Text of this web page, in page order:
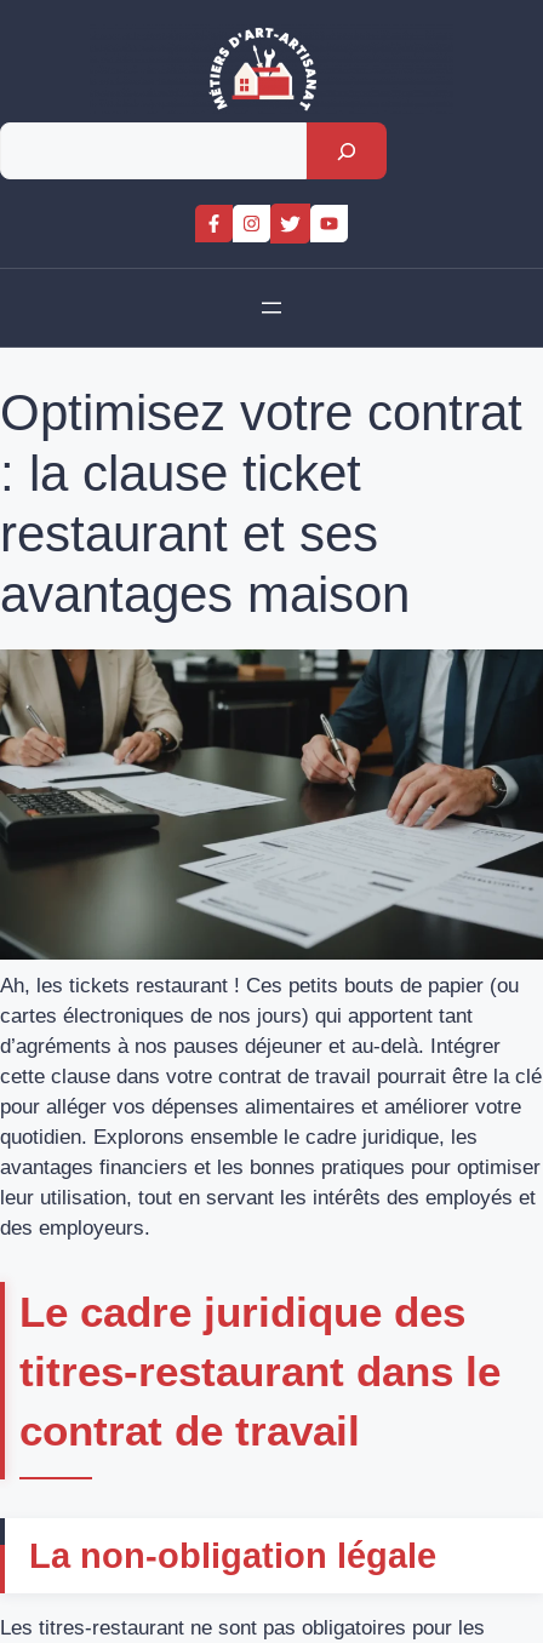
Rechercher
Optimisez votre contrat
: la clause ticket
restaurant et ses
avantages maison
Ah, les tickets restaurant ! Ces petits bouts de papier (ou
cartes électroniques de nos jours) qui apportent tant
d’agréments à nos pauses déjeuner et au-delà. Intégrer
cette clause dans votre contrat de travail pourrait être la clé
pour alléger vos dépenses alimentaires et améliorer votre
quotidien. Explorons ensemble le cadre juridique, les
avantages financiers et les bonnes pratiques pour optimiser
leur utilisation, tout en servant les intérêts des employés et
des employeurs.
Le cadre juridique des
titres-restaurant dans le
contrat de travail
La non-obligation légale
Les titres-restaurant ne sont pas obligatoires pour les